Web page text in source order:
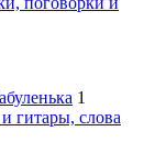
1
гитары, слова